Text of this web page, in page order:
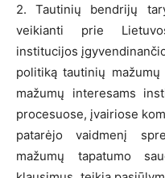
2. Tautinių bendrijų
veikianti prie
institucijos
politiką tautinių
mažumų interesams
procesuose, įvairiose
patarėjo vaidmenį
mažumų tapatumo